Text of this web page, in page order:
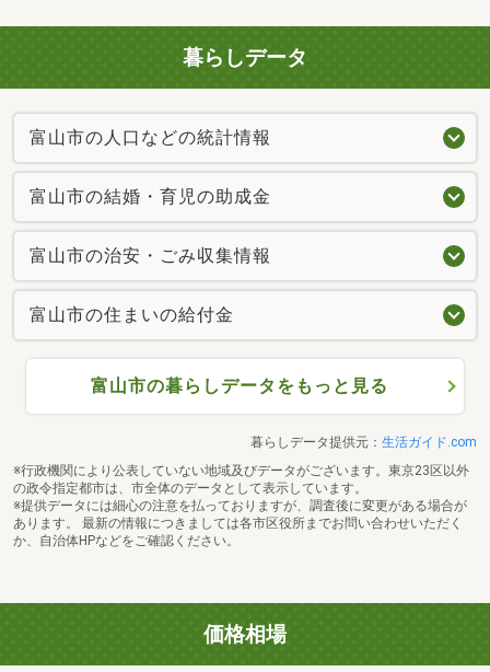
暮らしデータ
富山市の人口などの統計情報
富山市の結婚・育児の助成金
富山市の治安・ごみ収集情報
富山市の住まいの給付金
富山市の暮らしデータをもっと見る
暮らしデータ提供元： 生活ガイド.com
※行政機関により公表していない地域及びデータがございます。東京23区以外
の政令指定都市は、市全体のデータとして表示しています。
※提供データには細心の注意を払っておりますが、調査後に変更がある場合が
あります。 最新の情報につきましては各市区役所までお問い合わせいただく
か、自治体HPなどをご確認ください。
価格相場